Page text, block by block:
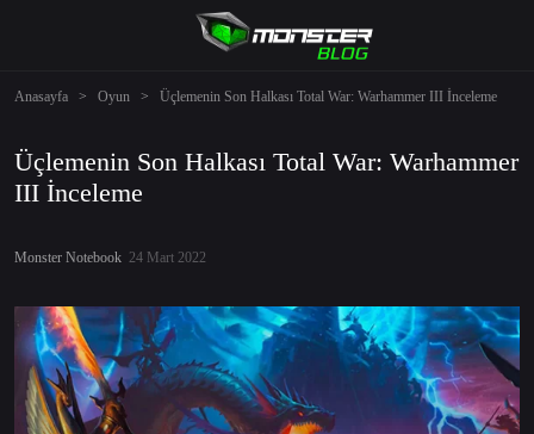
Anasayfa > Oyun > Üçlemenin Son Halkası Total War: Warhammer III İnceleme
Üçlemenin Son Halkası Total War: Warhammer
III İnceleme
Monster Notebook 24 Mart 2022